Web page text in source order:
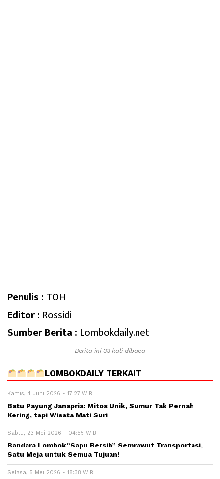
Penulis : TOH
Editor : Rossidi
Sumber Berita : Lombokdaily.net
Berita ini 33 kali dibaca
LOMBOKDAILY TERKAIT
Kamis, 4 Juni 2026 - 17:27 WIB
Batu Payung Janapria: Mitos Unik, Sumur Tak Pernah
Kering, tapi Wisata Mati Suri
Sabtu, 23 Mei 2026 - 04:55 WIB
Bandara Lombok”Sapu Bersih” Semrawut Transportasi,
Satu Meja untuk Semua Tujuan!
Selasa, 5 Mei 2026 - 18:38 WIB